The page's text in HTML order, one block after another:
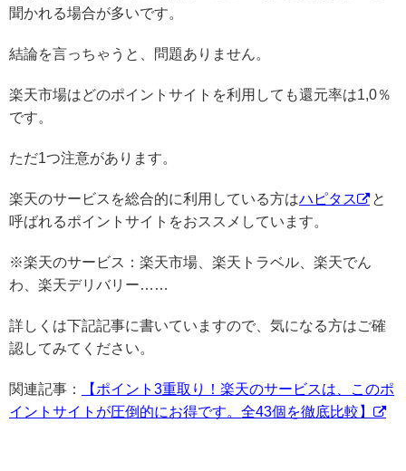
聞かれる場合が多いです。
結論を言っちゃうと、問題ありません。
楽天市場はどのポイントサイトを利用しても還元率は1,0％
です。
ただ1つ注意があります。
楽天のサービスを総合的に利用している方はハピタス
と
呼ばれるポイントサイトをおススメしています。
※楽天のサービス：楽天市場、楽天トラベル、楽天でん
わ、楽天デリバリー……
詳しくは下記記事に書いていますので、気になる方はご確
認してみてください。
関連記事：
【ポイント3重取り！楽天のサービスは、このポ
イントサイトが圧倒的にお得です。全43個を徹底比較】